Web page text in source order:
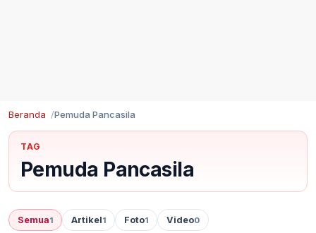
Beranda Pemuda Pancasila
TAG
Pemuda Pancasila
Semua1 Artikel1 Foto1 Video0